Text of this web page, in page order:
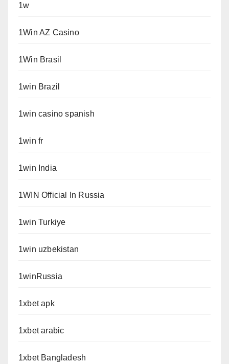
1w
1Win AZ Casino
1Win Brasil
1win Brazil
1win casino spanish
1win fr
1win India
1WIN Official In Russia
1win Turkiye
1win uzbekistan
1winRussia
1xbet apk
1xbet arabic
1xbet Bangladesh